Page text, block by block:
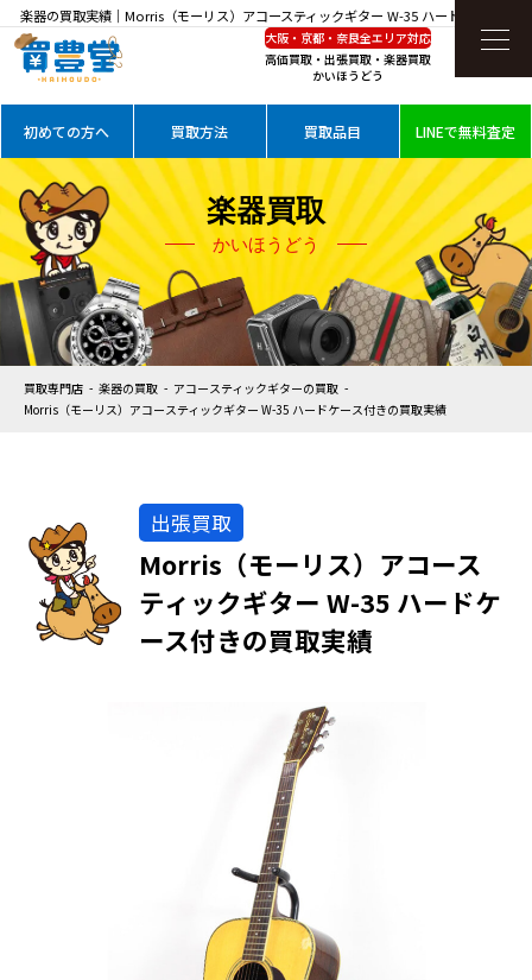
楽器の買取実績｜Morris（モーリス）アコースティックギター W-35 ハードケース付き
を高価買取
大阪・京都・奈良全エリア対応
高価買取・出張買取・楽器買取
かいほうどう
初めての方へ 買取方法 買取品目 LINEで無料査定
楽器買取
かいほうどう
買取専門店 楽器の買取
アコースティックギターの買取
Morris（モーリス）アコースティックギター W-35 ハードケース付きの買取実績
出張買取
Morris（モーリス）アコース
ティックギター W-35 ハードケ
ース付きの買取実績